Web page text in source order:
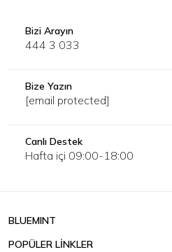
Bizi Arayın
444 3 033
Bize Yazın
[email protected]
Canlı Destek
Hafta içi 09:00-18:00
BLUEMINT
POPÜLER LİNKLER